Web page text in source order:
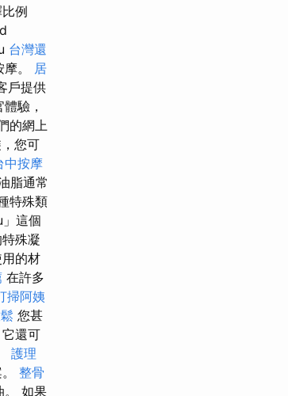
例
台灣還
。 居
戶提供
驗，
的網上
您可
中按摩
脂通常
特殊類
」這個
殊凝
的材
在許多
掃阿姨
您甚
還可
護理
整骨
。 如果